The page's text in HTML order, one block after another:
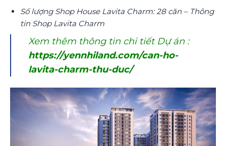
Số lượng Shop House Lavita Charm: 28 căn – Thông
tin Shop Lavita Charm
Xem thêm thông tin chi tiết Dự án :
https://yennhiland.com/can-ho-
lavita-charm-thu-duc/